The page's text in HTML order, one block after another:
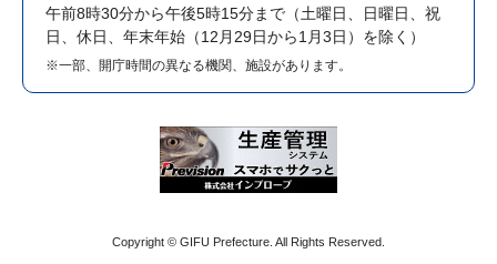
午前8時30分から午後5時15分まで （土曜日、日曜日、祝
日、休日、年末年始（12月29日から1月3日）を除く）
※一部、開庁時間の異なる機関、施設があります。
Copyright © GIFU Prefecture. All Rights Reserved.